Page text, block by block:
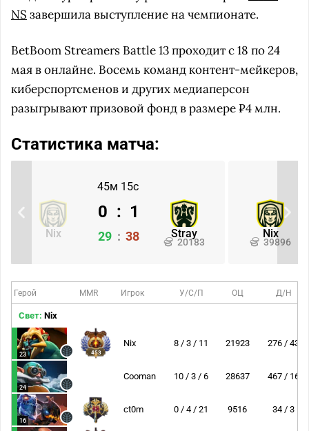
NS завершила выступление на чемпионате.
BetBoom Streamers Battle 13 проходит с 18 по 24
мая в онлайне. Восемь команд контент-мейкеров,
киберспортсменов и других медиаперсон
разыгрывают призовой фонд в размере ₽4 млн.
Статистика матча:
45м 15с
Nix Stray
20183
0 : 1
29 : 38 Nix
39896
Герой MMR Игрок У/С/П ОЦ Д/Н
Свет: Nix
23 453
Nix 8 / 3 / 11 21923 276 / 43
24
Cooman 10 / 3 / 6 28637 467 / 16
16
ct0m 0 / 4 / 21 9516 34 / 3